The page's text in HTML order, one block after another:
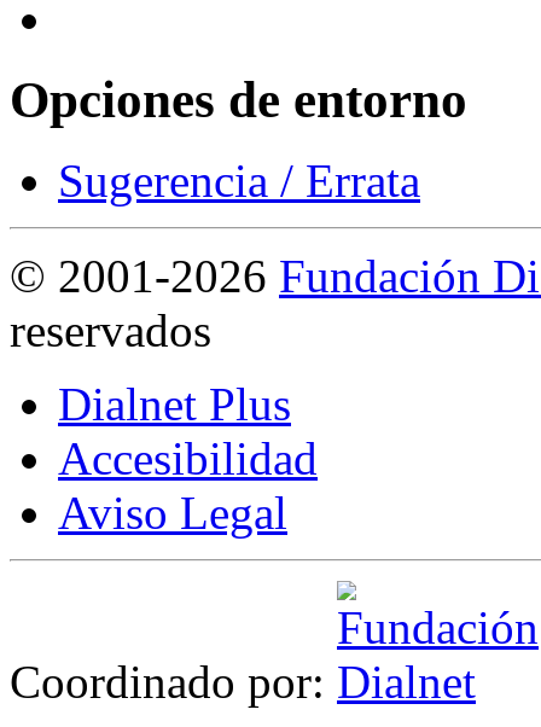
Opciones de entorno
Sugerencia / Errata
© 2001-2026 Fundación
reservados
Dialnet Plus
Accesibilidad
Aviso Legal
Coordinado por: